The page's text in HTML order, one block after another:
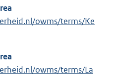
owms/terms/Ke
owms/terms/La